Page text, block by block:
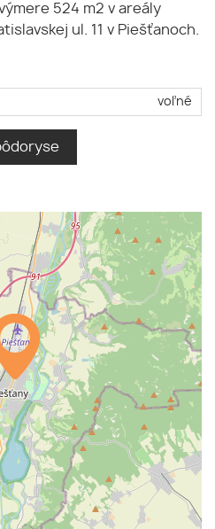
524 m2 v areály
ul. 11 v Piešťanoch.
voľné